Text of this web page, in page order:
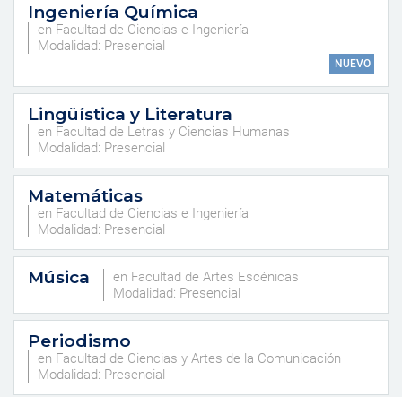
Ingeniería Química
en Facultad de Ciencias e Ingeniería
Modalidad: Presencial
NUEVO
Lingüística y Literatura
en Facultad de Letras y Ciencias Humanas
Modalidad: Presencial
Matemáticas
en Facultad de Ciencias e Ingeniería
Modalidad: Presencial
Música
en Facultad de Artes Escénicas
Modalidad: Presencial
Periodismo
en Facultad de Ciencias y Artes de la Comunicación
Modalidad: Presencial